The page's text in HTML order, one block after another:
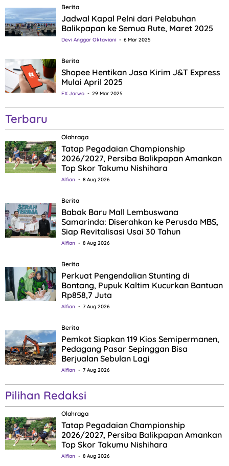
Berita
Jadwal Kapal Pelni dari Pelabuhan
Balikpapan ke Semua Rute, Maret 2025
Devi Anggar Oktaviani 6 Mar 2025
Berita
Shopee Hentikan Jasa Kirim J&T Express
Mulai April 2025
FX Jarwo 29 Mar 2025
Terbaru
Olahraga
Tatap Pegadaian Championship
2026/2027, Persiba Balikpapan Amankan
Top Skor Takumu Nishihara
Alfian 8 Aug 2026
Berita
Babak Baru Mall Lembuswana
Samarinda: Diserahkan ke Perusda MBS,
Siap Revitalisasi Usai 30 Tahun
Alfian 8 Aug 2026
Berita
Perkuat Pengendalian Stunting di
Bontang, Pupuk Kaltim Kucurkan Bantuan
Rp858,7 Juta
Alfian 7 Aug 2026
Berita
Pemkot Siapkan 119 Kios Semipermanen,
Pedagang Pasar Sepinggan Bisa
Berjualan Sebulan Lagi
Alfian 7 Aug 2026
Pilihan Redaksi
Olahraga
Tatap Pegadaian Championship
2026/2027, Persiba Balikpapan Amankan
Top Skor Takumu Nishihara
Alfian 8 Aug 2026